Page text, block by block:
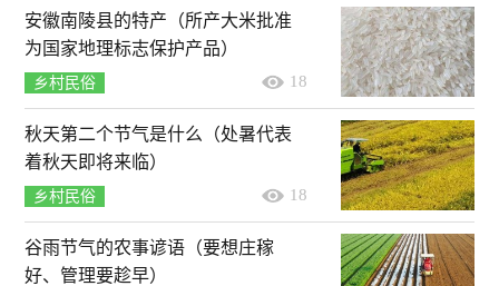
安徽南陵县的特产（所产大米批准
为国家地理标志保护产品）
乡村民俗 18
秋天第二个节气是什么（处暑代表
着秋天即将来临）
乡村民俗 18
谷雨节气的农事谚语（要想庄稼
好、管理要趁早）